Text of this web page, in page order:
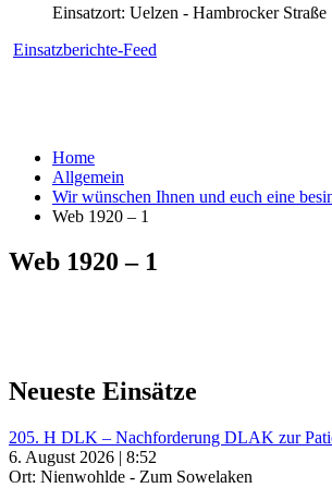
Einsatzort: Uelzen - Hambrocker Straße
Einsatzberichte-Feed
Home
Allgemein
Wir wünschen Ihnen und euch eine
Web 1920 – 1
Web 1920 – 1
Neueste Einsätze
205. H DLK – Nachforderung DLAK zur
6. August 2026 | 8:52
Ort: Nienwohlde - Zum Sowelaken